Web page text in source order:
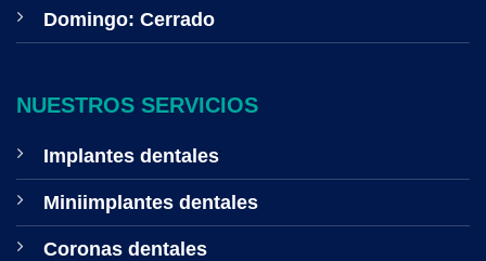
Domingo: Cerrado
NUESTROS SERVICIOS
Implantes dentales
Miniimplantes dentales
Coronas dentales